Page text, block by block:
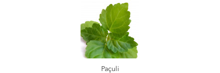
Paçuli